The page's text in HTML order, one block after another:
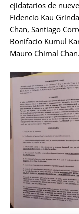
ejidatarios de
Fidencio Kau
Chan, Santiago
Bonifacio Kumul
Mauro Chimal Chan.